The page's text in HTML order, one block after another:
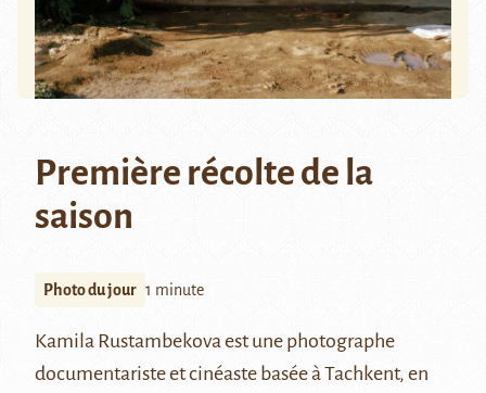
Première récolte de la
saison
Photo du jour 1 minute
Kamila Rustambekova est une photographe
documentariste et cinéaste basée à Tachkent, en